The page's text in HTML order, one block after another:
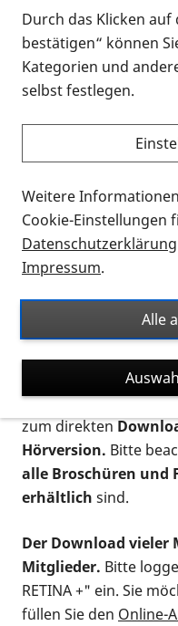
Vorlesen
Alle
Formaten an
Sie möchten wissen,
suchen und dieses
können? Schauen Sie
Thema Infomaterial
für blinde und
Auf dieser Seite
Ort. Nutzen Sie den
nach Flyern und
suchen. Die meisten
verschiedenen
postalischen
zum direkten
Hörversion. Bitte
alle Broschüren und
erhältlich sind.
Der Download vieler
Mitglieder. Bitte
RETINA +" ein. Sie
füllen Sie den Online-
Durch das Klicken auf
bestätigen“ können
Kategorien und
selbst festlegen.
Weitere
Cookie-Einstellungen
Datenschutzerklärung
Impressum.
Alle